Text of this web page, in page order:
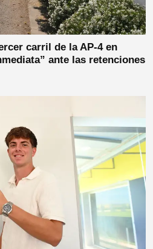
carril de la AP-4 en
ante las retenciones